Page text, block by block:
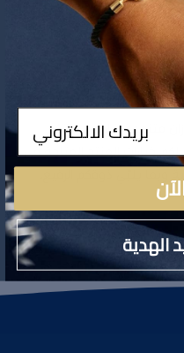
متنوعة لتلائم رغباتكمادخال
الهدية